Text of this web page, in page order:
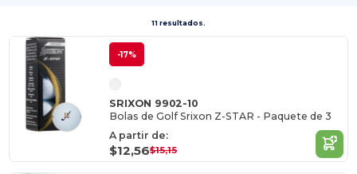
11 resultados.
-17%
SRIXON 9902-10
Bolas de Golf Srixon Z-STAR - Paquete de 3
A partir de:
$12,56$15,15